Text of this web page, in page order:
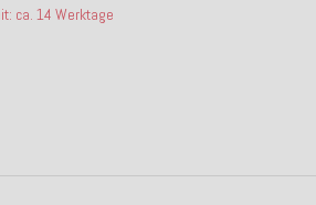
ca. 14 Werktage